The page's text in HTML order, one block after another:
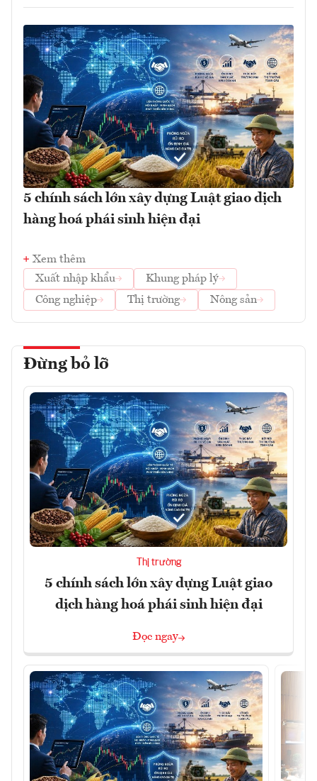
5 chính sách lớn xây dựng Luật giao dịch
hàng hoá phái sinh hiện đại
Xem thêm
Xuất nhập khẩu
Khung pháp lý
Công nghiệp
Thị trường Nông sản
Đừng bỏ lỡ
Thị trường
5 chính sách lớn xây dựng Luật giao
dịch hàng hoá phái sinh hiện đại
Đọc ngay